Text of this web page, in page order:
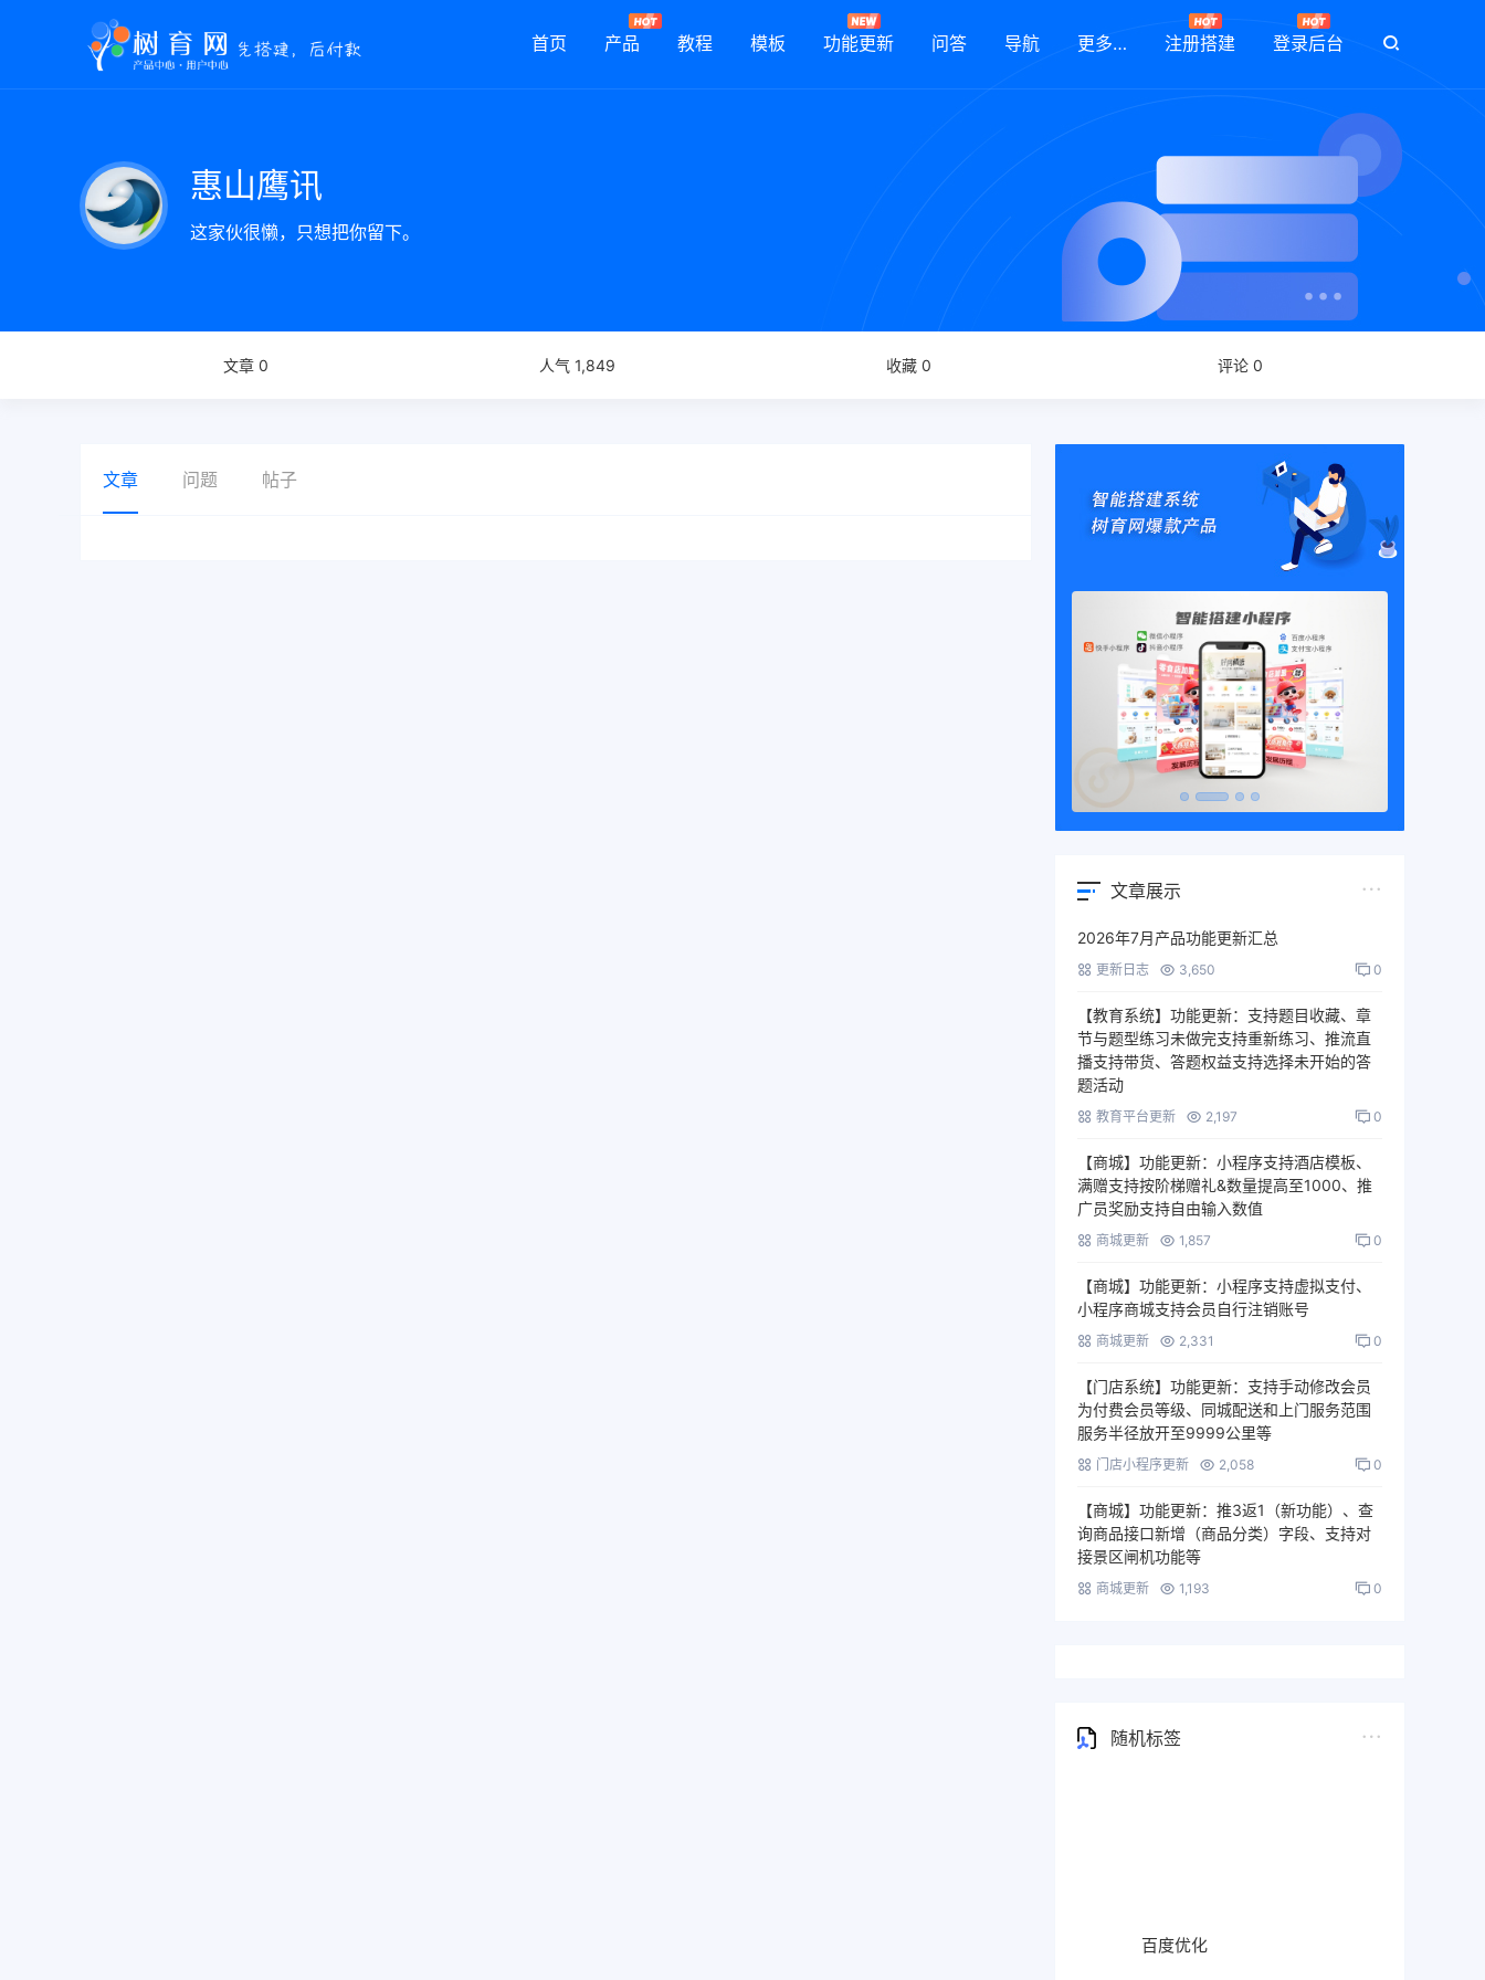
首页 产品 教程 模板 功能更新 问答 导航 更多… 注册搭建 登录后台
惠山鹰讯
这家伙很懒，只想把你留下。
文章 0 人气 1,849 收藏 0 评论 0
文章 问题 帖子
文章展示
2026年7月产品功能更新汇总
更新日志 3,650 0
【教育系统】功能更新：支持题目收藏、章
节与题型练习未做完支持重新练习、推流直
播支持带货、答题权益支持选择未开始的答
题活动
教育平台更新 2,197 0
【商城】功能更新：小程序支持酒店模板、
满赠支持按阶梯赠礼&数量提高至1000、推
广员奖励支持自由输入数值
商城更新 1,857 0
【商城】功能更新：小程序支持虚拟支付、
小程序商城支持会员自行注销账号
商城更新 2,331 0
【门店系统】功能更新：支持手动修改会员
为付费会员等级、同城配送和上门服务范围
服务半径放开至9999公里等
门店小程序更新 2,058 0
【商城】功能更新：推3返1（新功能）、查
询商品接口新增（商品分类）字段、支持对
接景区闸机功能等
商城更新 1,193 0
随机标签